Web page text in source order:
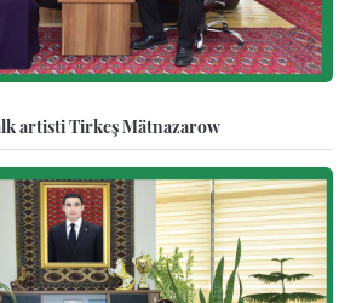
artisti Tirkeş Mätnazarow